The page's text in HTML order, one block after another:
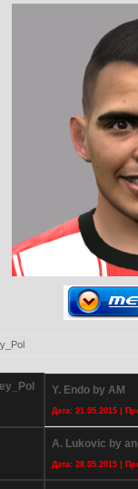
Y. Endo by AM
Дата: 21.05.2015 |
A. Lukovic by
Дата: 28.05.2015 |